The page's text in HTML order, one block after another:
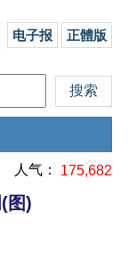
电子报 正體版
人气： 175,682
图)